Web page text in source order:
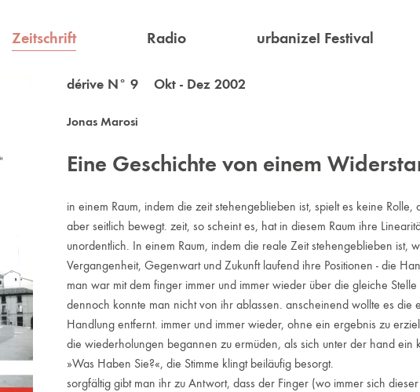
Zeitschrift Radio urbanize! Festival
dérive N° 9 Okt - Dez 2002
Jonas Marosi
Eine Geschichte von einem
in einem Raum, indem die zeit stehengeblieben ist, spielt es keine
aber seitlich bewegt. zeit, so scheint es, hat in diesem Raum ihre
unordentlich. In einem Raum, indem die reale Zeit stehengeblieben ist,
Vergangenheit, Gegenwart und Zukunft laufend ihre Positionen - die
man war mit dem finger immer und immer wieder über die gleiche
dennoch konnte man nicht von ihr ablassen. anscheinend wollte es die
Handlung entfernt. immer und immer wieder, ohne ein ergebnis zu
die wiederholungen begannen zu ermüden, als sich unter der hand ein
»Was Haben Sie?«, die Stimme klingt beiläufig besorgt.
sorgfältig gibt man ihr zu Antwort, dass der Finger (wo immer sich